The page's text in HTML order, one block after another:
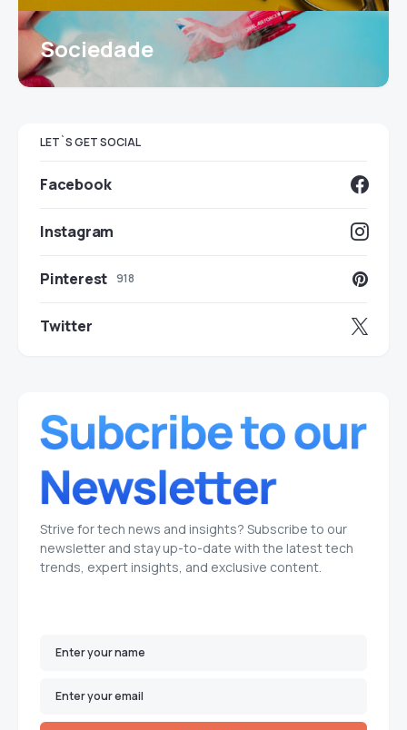
Sociedade
LET`S GET SOCIAL
Facebook
Instagram
Pinterest 918
Twitter
Strive for tech news and insights? Subscribe to our
newsletter and stay up-to-date with the latest tech
trends, expert insights, and exclusive content.